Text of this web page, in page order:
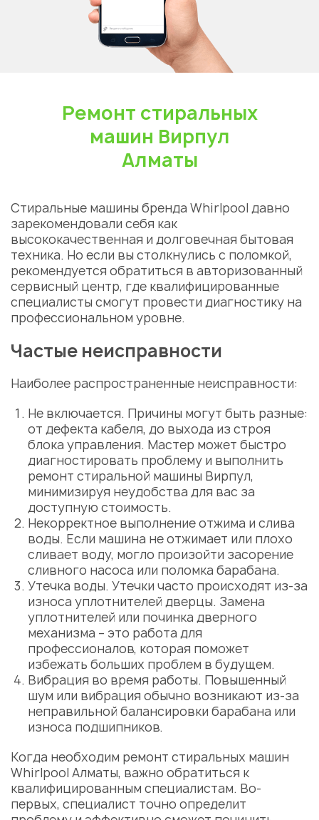
Ремонт стиральных
машин Вирпул
Алматы
Стиральные машины бренда Whirlpool давно
зарекомендовали себя как
высококачественная и долговечная бытовая
техника. Но если вы столкнулись с поломкой,
рекомендуется обратиться в авторизованный
сервисный центр, где квалифицированные
специалисты смогут провести диагностику на
профессиональном уровне.
Частые неисправности
Наиболее распространенные неисправности:
Не включается. Причины могут быть разные:
от дефекта кабеля, до выхода из строя
блока управления. Мастер может быстро
диагностировать проблему и выполнить
ремонт стиральной машины Вирпул,
минимизируя неудобства для вас за
доступную стоимость.
Некорректное выполнение отжима и слива
воды. Если машина не отжимает или плохо
сливает воду, могло произойти засорение
сливного насоса или поломка барабана.
Утечка воды. Утечки часто происходят из-за
износа уплотнителей дверцы. Замена
уплотнителей или починка дверного
механизма – это работа для
профессионалов, которая поможет
избежать больших проблем в будущем.
Вибрация во время работы. Повышенный
шум или вибрация обычно возникают из-за
неправильной балансировки барабана или
износа подшипников.
Когда необходим ремонт стиральных машин
Whirlpool Алматы, важно обратиться к
квалифицированным специалистам. Во-
первых, специалист точно определит